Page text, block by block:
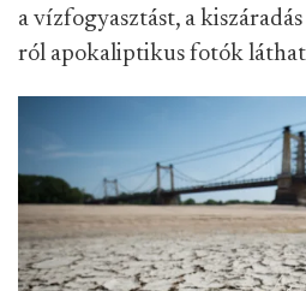
a vízfogyasztást, a
ról apokaliptikus fotók